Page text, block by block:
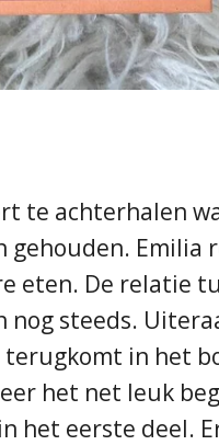
te achterhalen
Emilia
eten. De relatie
steeds.
in het
het net leuk
het eerste deel.